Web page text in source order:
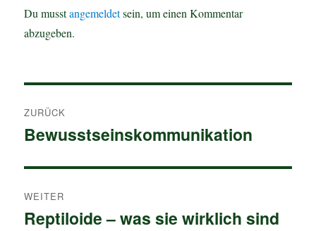
Du musstangemeldetsein, um einen Kommentar
abzugeben.
ZURÜCK
Vorheriger
Bewusstseinskommunikation
WEITER
Nächster
Reptiloide – was sie wirklich sind